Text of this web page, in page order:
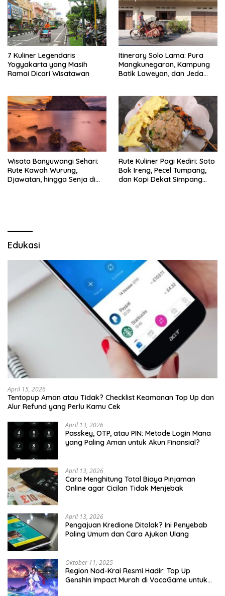
7 Kuliner Legendaris
Yogyakarta yang Masih
Ramai Dicari Wisatawan
Itinerary Solo Lama: Pura
Mangkunegaran, Kampung
Batik Laweyan, dan Jeda
Wisata Banyuwangi Sehari:
Rute Kawah Wurung,
Djawatan, hingga Senja di
Rute Kuliner Pagi Kediri: Soto
Bok Ireng, Pecel Tumpang,
dan Kopi Dekat Simpang
Edukasi
April 15, 2026
Tentopup Aman atau Tidak? Checklist Keamanan Top Up dan
Alur Refund yang Perlu Kamu Cek
April 13, 2026
Passkey, OTP, atau PIN: Metode Login Mana
yang Paling Aman untuk Akun Finansial?
April 13, 2026
Cara Menghitung Total Biaya Pinjaman
Online agar Cicilan Tidak Menjebak
April 13, 2026
Pengajuan Kredione Ditolak? Ini Penyebab
Paling Umum dan Cara Ajukan Ulang
Oktober 11, 2025
Region Nod-Krai Resmi Hadir: Top Up
Genshin Impact Murah di VocaGame untuk